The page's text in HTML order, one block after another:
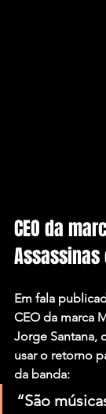
CEO da
Em fala
CEO da marca
Jorge Santana,
usar o retorno
da banda:
“São